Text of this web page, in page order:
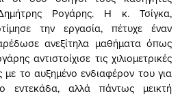
Ρογάρης. Η κ. Τσίγκα,
την εργασία, πέτυχε έναν
ανεξίτηλα μαθήματα όπως
αντιστοίχισε τις χιλιομετρικές
με το αυξημένο ενδιαφέρον του για
εντεκάδα, αλλά πάντως μεικτή